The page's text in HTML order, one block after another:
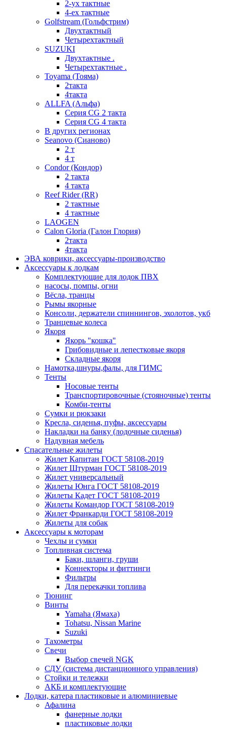
2-ух тактные
4-ех тактные
Golfstream (Гольфстрим)
Двухтактный
Четырехтактный
SUZUKI
Двухтактные .
Четырехтактные .
Toyama (Тояма)
2такта
4такта
ALLFA (Альфа)
Серия СG 2 такта
Серия СG 4 такта
В других регионах
Seanovo (Сианово)
2 т
4 т
Condor (Кондор)
2 такта
4 такта
Reef Rider (RR)
2 тактные
4 тактные
LAOGEN
Calon Gloria (Галон Глория)
2такта
4такта
ЭВА коврики, аксессуары-производство
Аксессуары к лодкам
Комплектующие для лодок ПВХ
насосы, помпы, огни
Вёсла, транцы
Рымы якорные
Консоли, держатели спиннингов, эхолотов, укб
Транцевые колеса
Якоря
Якорь "кошка"
Грибовидные и лепестковые якоря
Складные якоря
Намотка,шнуры,фалы, для ГИМС
Тенты
Носовые тенты
Транспортировочные (стояночные) тенты
Комби-тенты
Сумки и рюкзаки
Кресла, сиденья, пуфы, аксессуары
Накладки на банку (лодочные сиденья)
Надувная мебель
Спасательные жилеты
Жилет Капитан ГОСТ 58108-2019
Жилет Штурман ГОСТ 58108-2019
Жилет универсальный
Жилеты Юнга ГОСТ 58108-2019
Жилеты Кадет ГОСТ 58108-2019
Жилеты Командор ГОСТ 58108-2019
Жилет Франкарди ГОСТ 58108-2019
Жилеты для собак
Аксессуары к моторам
Чехлы и сумки
Топливная система
Баки, шланги, груши
Коннекторы и фиттинги
Фильтры
Для перекачки топлива
Тюнинг
Винты
Yamaha (Ямаха)
Tohatsu, Nissan Marine
Suzuki
Тахометры
Свечи
Выбор свечей NGK
СДУ (система дистанционного управления)
Стойки и тележки
АКБ и комплектующие
Лодки, катера пластиковые и алюминиевые
Афалина
фанерные лодки
пластиковые лодки